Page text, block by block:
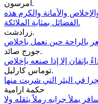
امرسون.
والأمانة والكرم هذه
الفضائل بمثابة الملائكة.
زرادشت.
جورج صائد.
توماس كارليل.
حكمة ارامية
يملأ جرابه رملاً يثقله ولا